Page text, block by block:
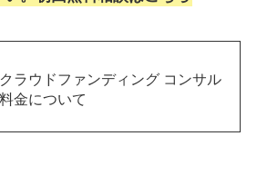
クラウドファンディング コンサル
料金について